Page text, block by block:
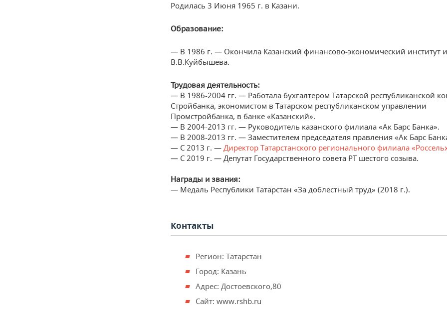
Родилась 3 Июня 1965 г. в Казани.
Образование:
— В 1986 г. — Окончила Казанский финансово-экономический институт
В.В.Куйбышева.
Трудовая деятельность:
— В 1986-2004 гг. — Работала бухгалтером Татарской республиканской
Стройбанка, экономистом в Татарском республиканском управлении
Промстройбанка, в банке «Казанский».
— В 2004-2013 гг. — Руководитель казанского филиала «Ак Барс Банка».
— В 2008-2013 гг. — Заместителем председателя правления «Ак Барс
— С 2013 г. — Директор Татарстанского регионального филиала
— С 2019 г. — Депутат Государственного совета РТ шестого созыва.
Награды и звания:
— Медаль Республики Татарстан «За доблестный труд» (2018 г.).
Контакты
Регион: Татарстан
Город: Казань
Адрес: Достоевского,80
Сайт: www.rshb.ru